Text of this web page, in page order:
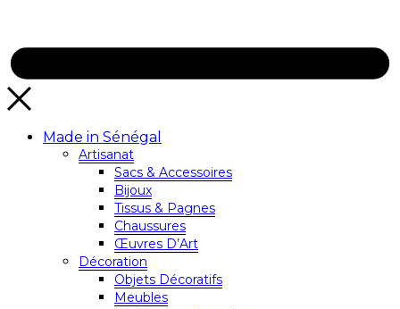
Made in Sénégal
Artisanat
Sacs & Accessoires
Bijoux
Tissus & Pagnes
Chaussures
Œuvres D’Art
Décoration
Objets Décoratifs
Meubles